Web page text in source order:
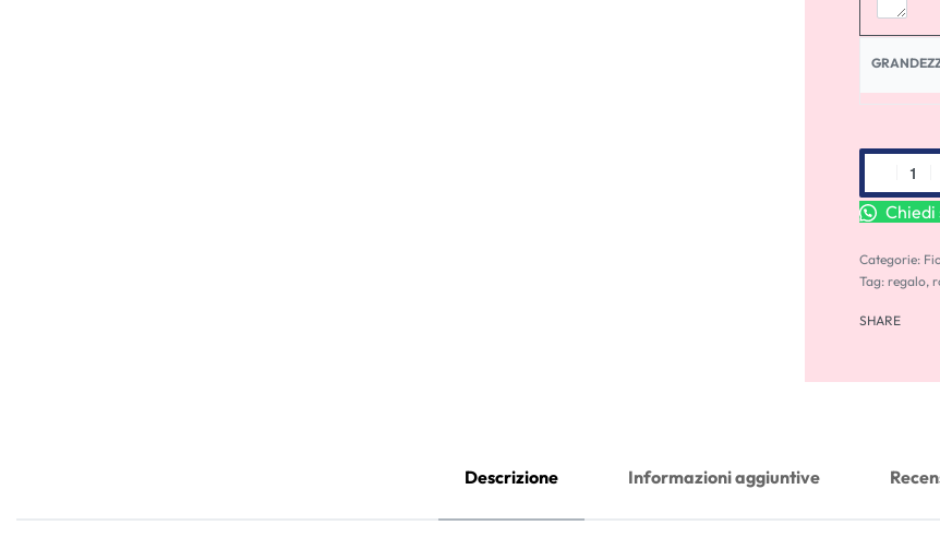
Chiedi
Categorie:
Tag: regalo,
SHARE
Descrizione Informazioni aggiuntive